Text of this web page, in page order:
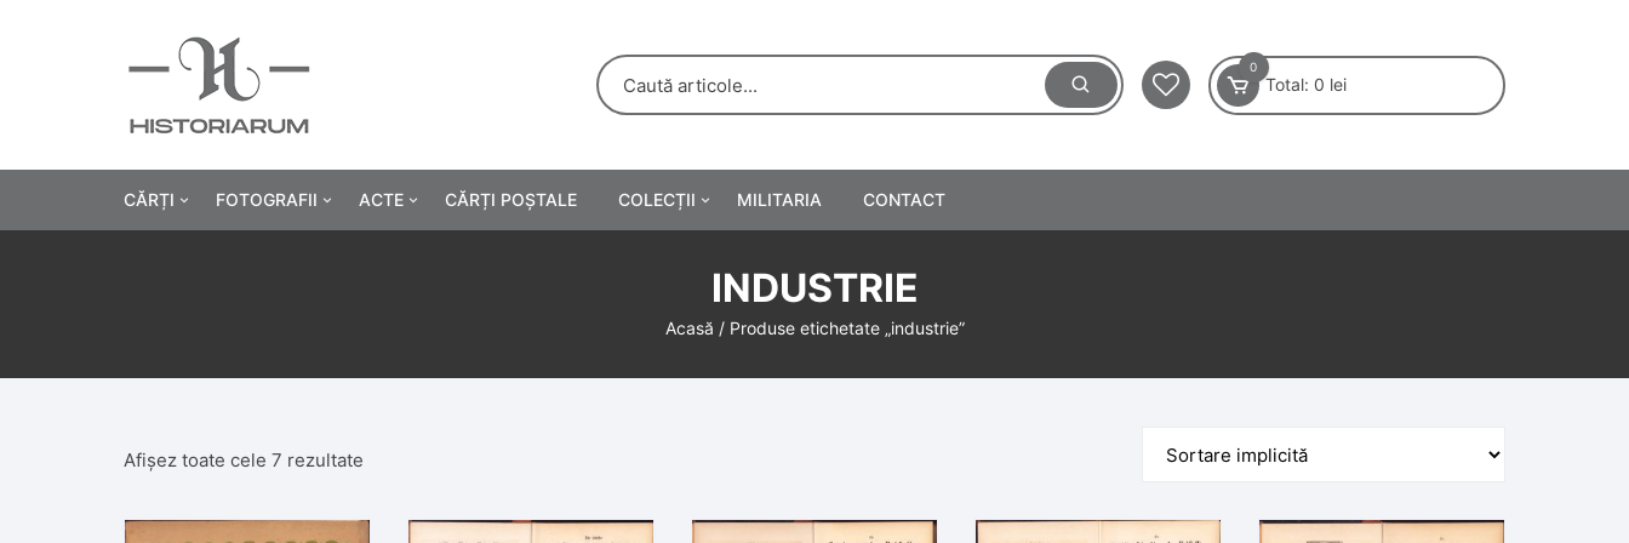
0
Total: 0 lei
CĂRȚI
Industrie
Cărți religie
FOTOGRAFII ACTE
Hârtii cu antet
CĂRȚI POȘTALE COLECȚII
Reclame tipărite
Afișe
MILITARIA CONTACT
INDUSTRIE
Acasă / Produse etichetate „industrie”
Afișez toate cele 7 rezultate